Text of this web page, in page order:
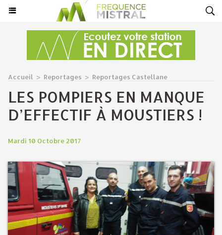
Accueil > Reportages > Reportages Castellane
LES POMPIERS EN MANQUE
D’EFFECTIF À MOUSTIERS !
Mardi 10 Octobre 2017